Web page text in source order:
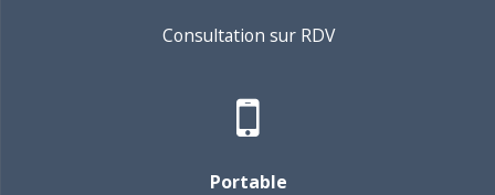
Consultation sur RDV
Portable